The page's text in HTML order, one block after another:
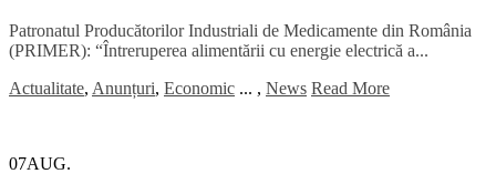
Patronatul Producătorilor Industriali de Medicamente din România
(PRIMER): “Întreruperea alimentării cu energie electrică a...
Actualitate, Anunțuri, Economic ... , News Read More
07AUG.